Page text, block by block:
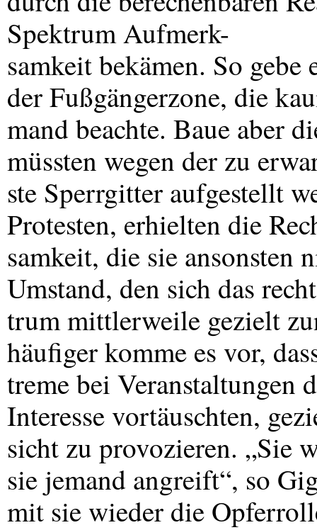
Spektrum Aufmerk-
samkeit bekämen. So
der Fußgängerzone, die
mand beachte. Baue aber
müssten wegen der zu
ste Sperrgitter aufgestellt
Protesten, erhielten die
samkeit, die sie ansonsten
Umstand, den sich das
trum mittlerweile gezielt
häufiger komme es vor,
treme bei Veranstaltungen
Interesse vortäuschten,
sicht zu provozieren. „Sie
sie jemand angreift“, so
mit sie wieder die